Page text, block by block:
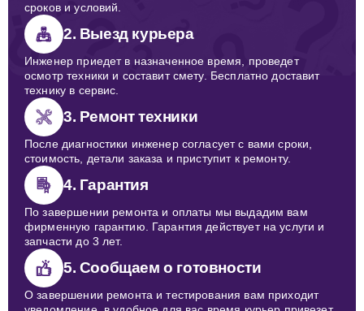
сроков и условий.
2. Выезд курьера
Инженер приедет в назначенное время, проведет
осмотр техники и составит смету. Бесплатно доставит
технику в сервис.
3. Ремонт техники
После диагностики инженер согласует с вами сроки,
стоимость, детали заказа и приступит к ремонту.
4. Гарантия
По завершении ремонта и оплаты мы выдадим вам
фирменную гарантию. Гарантия действует на услуги и
запчасти до 3 лет.
5. Сообщаем о готовности
О завершении ремонта и тестирования вам приходит